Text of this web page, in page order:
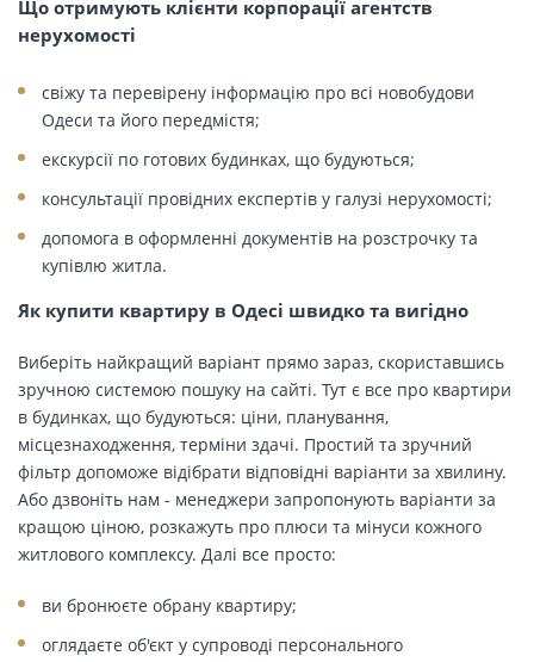
Що отримують клієнти корпорації агентств
нерухомості
свіжу та перевірену інформацію про всі новобудови
Одеси та його передмістя;
екскурсії по готових будинках, що будуються;
консультації провідних експертів у галузі нерухомості;
допомога в оформленні документів на розстрочку та
купівлю житла.
Як купити квартиру в Одесі швидко та вигідно
Виберіть найкращий варіант прямо зараз, скориставшись
зручною системою пошуку на сайті. Тут є все про квартири
в будинках, що будуються: ціни, планування,
місцезнаходження, терміни здачі. Простий та зручний
фільтр допоможе відібрати відповідні варіанти за хвилину.
Або дзвоніть нам - менеджери запропонують варіанти за
кращою ціною, розкажуть про плюси та мінуси кожного
житлового комплексу. Далі все просто:
ви бронюєте обрану квартиру;
оглядаєте об'єкт у супроводі персонального